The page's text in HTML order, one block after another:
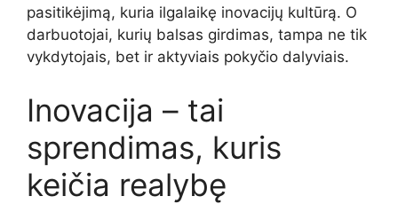
pasitikėjimą, kuria ilgalaikę inovacijų kultūrą. O
darbuotojai, kurių balsas girdimas, tampa ne tik
vykdytojais, bet ir aktyviais pokyčio dalyviais.
Inovacija – tai
sprendimas, kuris
keičia realybę